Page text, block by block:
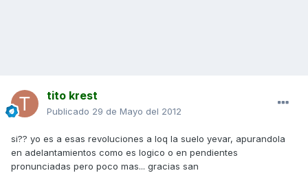
tito krest
Publicado 29 de Mayo del 2012
si?? yo es a esas revoluciones a loq la suelo yevar, apurandola
en adelantamientos como es logico o en pendientes
pronunciadas pero poco mas... gracias san